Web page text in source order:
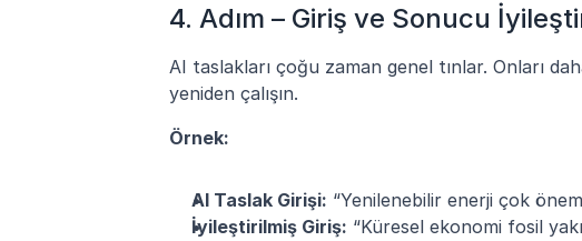
4. Adım – Giriş ve Sonucu
AI taslakları çoğu zaman genel tınlar. Onları
yeniden çalışın.
Örnek:
AI Taslak Girişi: “Yenilenebilir enerji çok
İyileştirilmiş Giriş: “Küresel ekonomi fosil